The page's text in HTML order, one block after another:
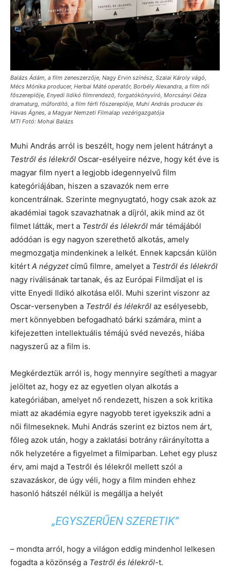
Balázs Ádám, a film zeneszerzője, Nagy Ervin színész, Szalai Károly vágó,
Mécs Mónika producer, Herbai Máté operatőr, Borbély Alexandra, a film női
főszereplője, Enyedi Ildikó filmrendező, forgatókönyvíró, Morcsányi Géza
dramaturg, műfordító, a film férfi főszereplője, Muhi András producer és
Havas Ágnes, a Magyar Nemzeti Filmalap vezérigazgatója
MTI Fotó: Mohai Balázs
Muhi András arról is beszélt, hogy nem jelent hátrányt a
Testről és lélekről Oscar-esélyeire nézve, hogy két éve is
magyar film nyert a legjobb idegennyelvű film
kategóriájában, hiszen a szavazók nem erre
koncentrálnak. Szerinte megnyugtató, hogy csak azok az
akadémiai tagok szavazhatnak a díjról, akik mind az öt
filmet látták, mert a Testről és lélekről már témájából
adódóan is egy nagyon szerethető alkotás, amely
megmozgatja mindenkinek a lelkét. Ennek kapcsán külön
kitért A négyzetcímű filmre, amelyet a Testről és lélekről
nagy riválisának tartanak, és az Európai Filmdíjat el is
vitte Enyedi Ildikó alkotása elől. Muhi szerint viszonr az
Oscar-versenyben a Testről és lélekről az esélyesebb,
mert könnyebben befogadható bárki számára, mint a
kifejezetten intellektuális témájú svéd nevezés, hiába
nagyszerű az a film is.
Megkérdeztük arról is, hogy mennyire segítheti a magyar
jelöltet az, hogy ez az egyetlen olyan alkotás a
kategóriában, amelyet nő rendezett, hiszen a sok kritika
miatt az akadémia egyre nagyobb teret igyekszik adni a
női filmeseknek. Muhi András szerint ez biztos nem árt,
főleg azok után, hogy a zaklatási botrány ráirányította a
nők helyzetére a figyelmet a filmiparban. Lehet egy plusz
érv, ami majd a Testről és lélekről mellett szól a
szavazáskor, de úgy véli, hogy a film minden ehhez
hasonló hátszél nélkül is megállja a helyét
„EGYSZERŰEN SZERETIK”
– mondta arról, hogy a világon eddig mindenhol lelkesen
fogadta a közönség a Testről és lélekről-t.